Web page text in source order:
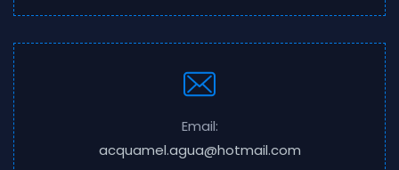
Email:
acquamel.agua@hotmail.com